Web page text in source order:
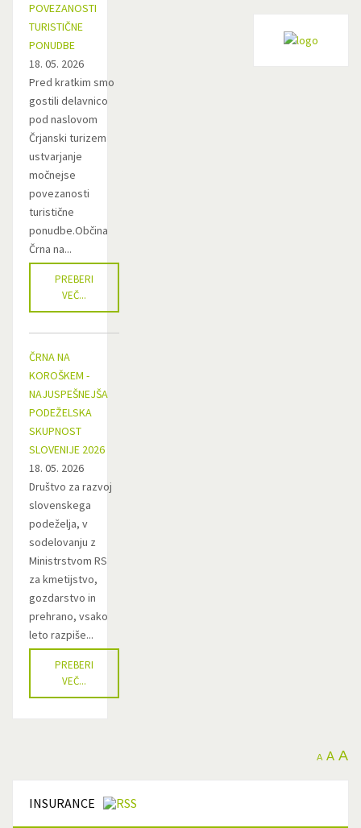
POVEZANOSTI
TURISTIČNE
PONUDBE
18. 05. 2026
Pred kratkim smo
gostili delavnico
pod naslovom
Črjanski turizem
ustvarjanje
močnejse
povezanosti
turistične
ponudbe.Občina
Črna na...
PREBERI
VEČ...
ČRNA NA
KOROŠKEM -
NAJUSPEŠNEJŠA
PODEŽELSKA
SKUPNOST
SLOVENIJE 2026
18. 05. 2026
Društvo za razvoj
slovenskega
podeželja, v
sodelovanju z
Ministrstvom RS
za kmetijstvo,
gozdarstvo in
prehrano, vsako
leto razpiše...
PREBERI
VEČ...
A A A
INSURANCE